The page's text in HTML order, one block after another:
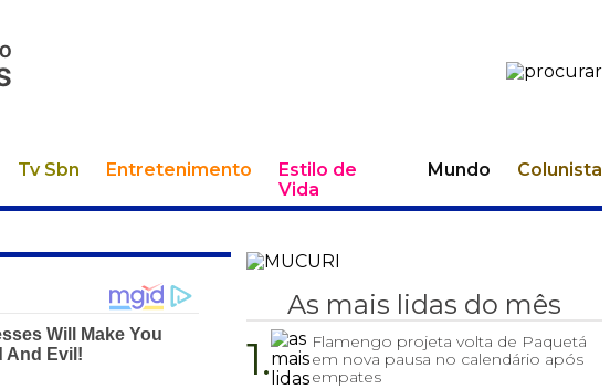
Tv Sbn Entretenimento
Estilo de
Vida
Mundo Colunista
As mais lidas do mês
1.
Flamengo projeta volta de Paquetá
em nova pausa no calendário após
empates